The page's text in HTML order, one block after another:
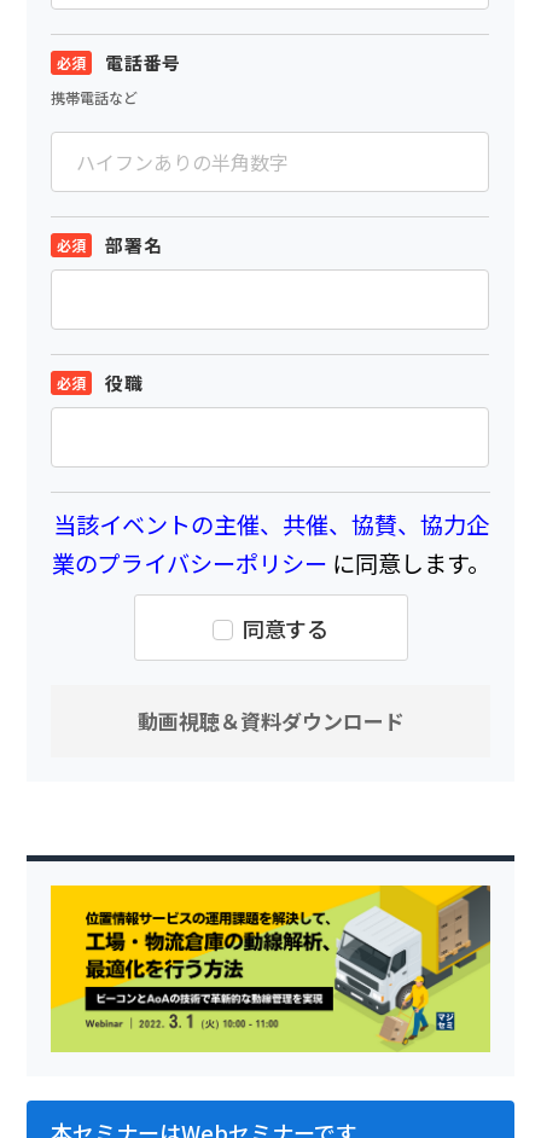
電話番号
携帯電話など
部署名
役職
当該イベントの主催、共催、協賛、協力企
業のプライバシーポリシー に同意します。
同意する